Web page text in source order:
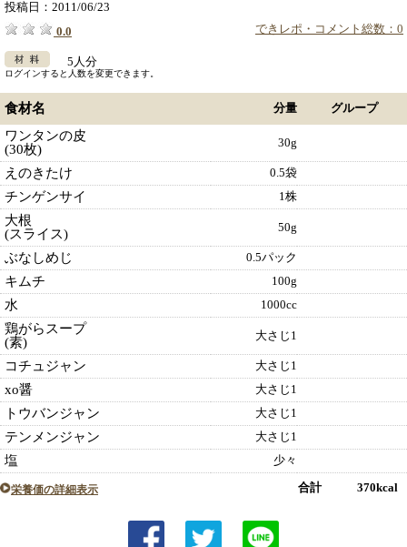
投稿日： 2011/06/23
できレポ・コメント総数：0
0.0
5人分
ログインすると人数を変更できます。
食材名 分量 グループ
ワンタンの皮
(30枚)
30g
えのきたけ 0.5袋
チンゲンサイ 1株
大根
(スライス)
50g
ぶなしめじ 0.5パック
キムチ 100g
水 1000cc
鶏がらスープ
(素)
大さじ1
コチュジャン 大さじ1
xo醤 大さじ1
トウバンジャン 大さじ1
テンメンジャン 大さじ1
塩 少々
栄養価の詳細表示 合計 370kcal